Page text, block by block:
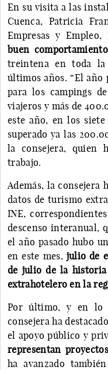
En su visita a las
Cuenca, Patricia
Empresas y Empleo,
buen
treintena en toda
últimos años. “El año
para los campings
viajeros y más de
este año, en los
superado ya las
la consejera, quien
trabajo.
Además, la consejera
datos de turismo
INE,
descenso interanual,
el año pasado hubo
en este mes, julio de
de julio de la
extrahotelero en la
Por último, y en lo
consejera ha
el apoyo público y
representan
ha avanzado